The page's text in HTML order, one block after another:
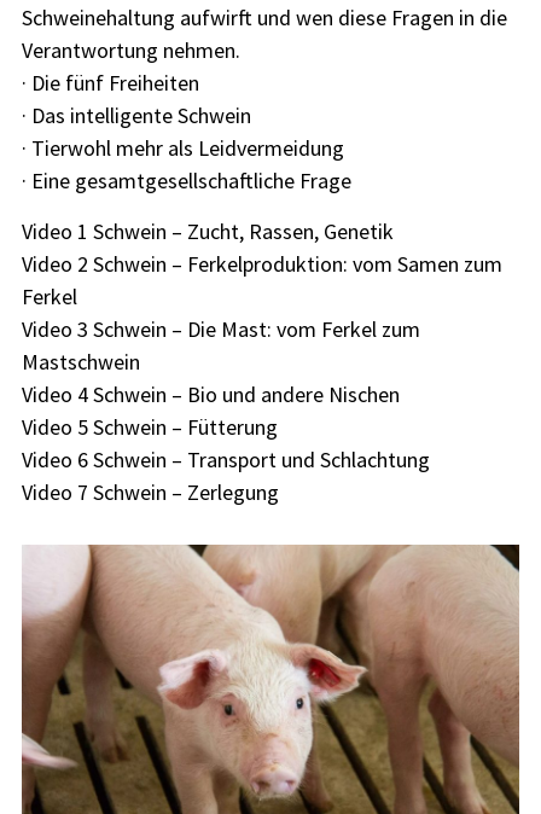
Schweinehaltung aufwirft und wen diese Fragen in die
Verantwortung nehmen.
· Die fünf Freiheiten
· Das intelligente Schwein
· Tierwohl mehr als Leidvermeidung
· Eine gesamtgesellschaftliche Frage
Video 1 Schwein – Zucht, Rassen, Genetik
Video 2 Schwein – Ferkelproduktion: vom Samen zum
Ferkel
Video 3 Schwein – Die Mast: vom Ferkel zum
Mastschwein
Video 4 Schwein – Bio und andere Nischen
Video 5 Schwein – Fütterung
Video 6 Schwein – Transport und Schlachtung
Video 7 Schwein – Zerlegung